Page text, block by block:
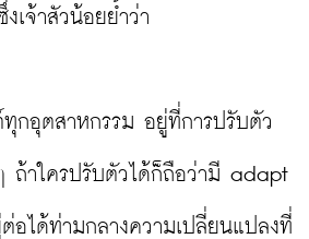
เจ้าสัวน้อยย้ำว่า
ทุกอุตสาหกรรม อยู่ที่การปรับตัว
ถ้าใครปรับตัวได้ก็ถือว่ามี adapt
อได้ท่ามกลางความเปลี่ยนแปลงที่